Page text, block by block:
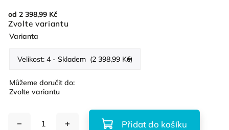
od 2 398,99 Kč
Zvolte variantu
Varianta
Můžeme doručit do:
Zvolte variantu
Přidat do košíku